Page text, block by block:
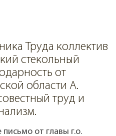
Труда коллектив
стекольный
от
области А.
труд и
от главы г.о.